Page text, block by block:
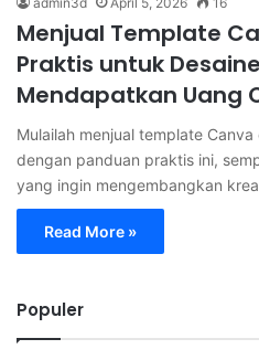
Menjual Template
Praktis untuk
Mendapatkan Uang
Mulailah menjual template
dengan panduan praktis ini,
yang ingin mengembangkan
Read More »
Populer